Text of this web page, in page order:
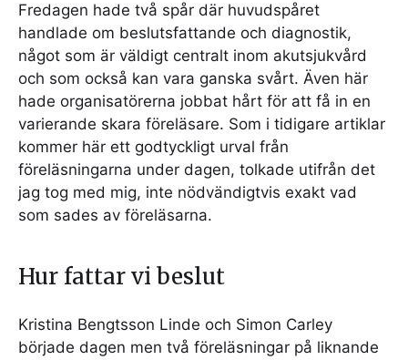
Fredagen hade två spår där huvudspåret
handlade om beslutsfattande och diagnostik,
något som är väldigt centralt inom akutsjukvård
och som också kan vara ganska svårt. Även här
hade organisatörerna jobbat hårt för att få in en
varierande skara föreläsare. Som i tidigare artiklar
kommer här ett godtyckligt urval från
föreläsningarna under dagen, tolkade utifrån det
jag tog med mig, inte nödvändigtvis exakt vad
som sades av föreläsarna.
Hur fattar vi beslut
Kristina Bengtsson Linde och Simon Carley
började dagen men två föreläsningar på liknande